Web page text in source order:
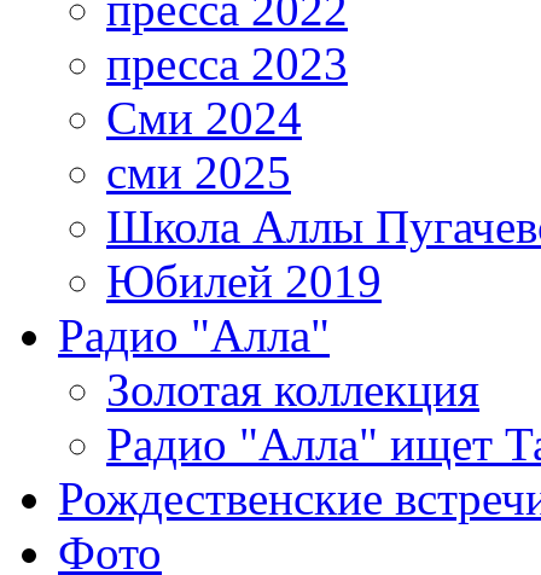
пресса 2023
Сми 2024
сми 2025
Школа Аллы
Юбилей 2019
Радио "Алла"
Золотая коллекция
Радио "Алла" ищет
Рождественские
Фото